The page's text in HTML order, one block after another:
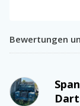
Bewertungen